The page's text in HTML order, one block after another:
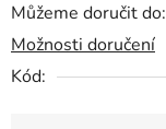
Můžeme doručit do:
Možnosti doručení
Kód: